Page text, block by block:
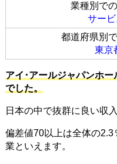
業種別で
サー
都道府県別
東京
アイ･アールジャパンホ
でした。
日本の中で抜群に良い収
偏差値70以上は全体の
業といえます。